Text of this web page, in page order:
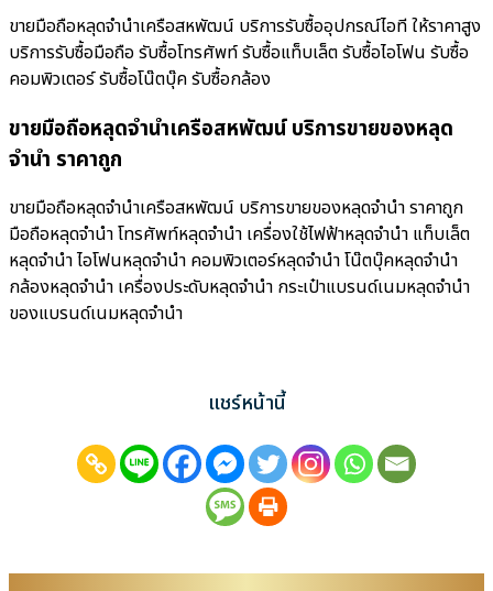
ขายมือถือหลุดจำนำเครือสหพัฒน์ บริการรับซื้ออุปกรณ์ไอที ให้ราคาสูง
บริการรับซื้อมือถือ รับซื้อโทรศัพท์ รับซื้อแท็บเล็ต รับซื้อไอโฟน รับซื้อ
คอมพิวเตอร์ รับซื้อโน๊ตบุ๊ค รับซื้อกล้อง
ขายมือถือหลุดจำนำเครือสหพัฒน์ บริการขายของหลุด
จำนำ ราคาถูก
ขายมือถือหลุดจำนำเครือสหพัฒน์ บริการขายของหลุดจำนำ ราคาถูก
มือถือหลุดจำนำ โทรศัพท์หลุดจำนำ เครื่องใช้ไฟฟ้าหลุดจำนำ แท็บเล็ต
หลุดจำนำ ไอโฟนหลุดจำนำ คอมพิวเตอร์หลุดจำนำ โน๊ตบุ๊คหลุดจำนำ
กล้องหลุดจำนำ เครื่องประดับหลุดจำนำ กระเป๋าแบรนด์เนมหลุดจำนำ
ของแบรนด์เนมหลุดจำนำ
แชร์หน้านี้